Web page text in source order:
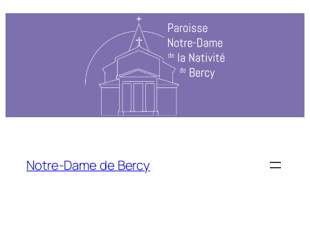
Notre-Dame de Bercy